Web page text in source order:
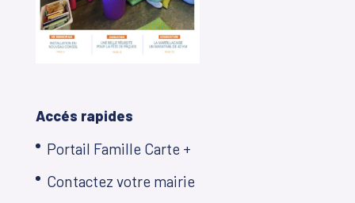
Accés rapides
Portail Famille Carte +
Contactez votre mairie